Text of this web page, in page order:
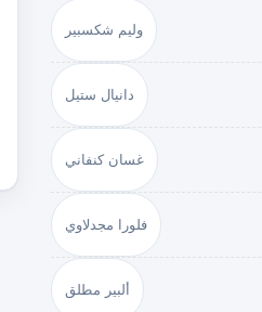
وليم شكسبير
دانيال ستيل
غسان كنفاني
فلورا مجدلاوي
ألبير مطلق